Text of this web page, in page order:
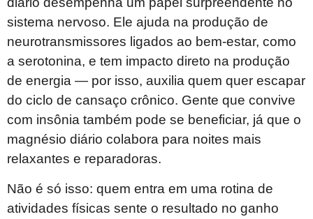
sistema nervoso. Ele ajuda na produção de
neurotransmissores ligados ao bem-estar, como
a serotonina, e tem impacto direto na produção
de energia — por isso, auxilia quem quer escapar
do ciclo de cansaço crônico. Gente que convive
com insônia também pode se beneficiar, já que o
magnésio diário colabora para noites mais
relaxantes e reparadoras.
Não é só isso: quem entra em uma rotina de
atividades físicas sente o resultado no ganho